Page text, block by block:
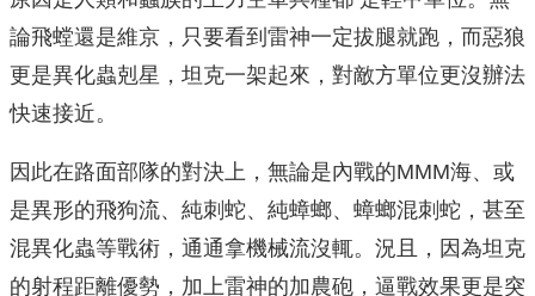
論飛螳還是維京，只要看到雷神一定拔腿就跑，而惡狼
更是異化蟲剋星，坦克一架起來，對敵方單位更沒辦法
快速接近。
因此在路面部隊的對決上，無論是內戰的MMM海、或
是異形的飛狗流、純刺蛇、純蟑螂、蟑螂混刺蛇，甚至
混異化蟲等戰術，通通拿機械流沒輒。況且，因為坦克
的射程距離優勢，加上雷神的加農砲，逼戰效果更是突